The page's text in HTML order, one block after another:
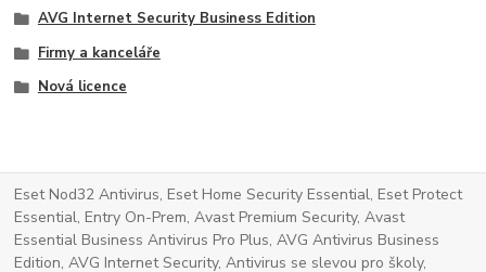
AVG Internet Security Business Edition
Firmy a kanceláře
Nová licence
Eset Nod32 Antivirus, Eset Home Security Essential, Eset Protect
Essential, Entry On-Prem, Avast Premium Security, Avast
Essential Business Antivirus Pro Plus, AVG Antivirus Business
Edition, AVG Internet Security, Antivirus se slevou pro školy,